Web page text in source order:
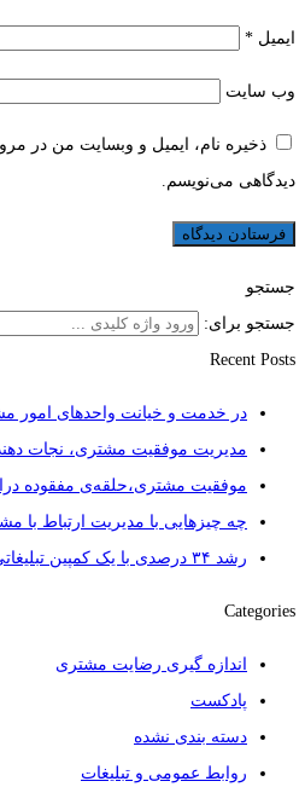
ایمیل *
وب‌ سایت
ذخیره نام، ایمیل و وبسایت من در
دیدگاهی می‌نویسم.
جستجو
جستجو برای:
Recent Posts
در خدمت و خیانت واحدهای امور
مدیریت موفقیت مشتری، نجات
موفقیت مشتری،حلقه‌ی مفقوده
چه چیزهایی با مدیریت ارتباط با
رشد ۳۴ درصدی با یک کمپین تبلیغاتی ارزان قیمت
Categories
اندازه گیری رضایت مشتری
پادکست
دسته بندی نشده
روابط عمومی و تبلیغات